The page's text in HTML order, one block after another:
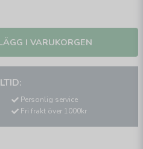
I VARUKORGEN
Personlig service
Fri frakt över 1000kr